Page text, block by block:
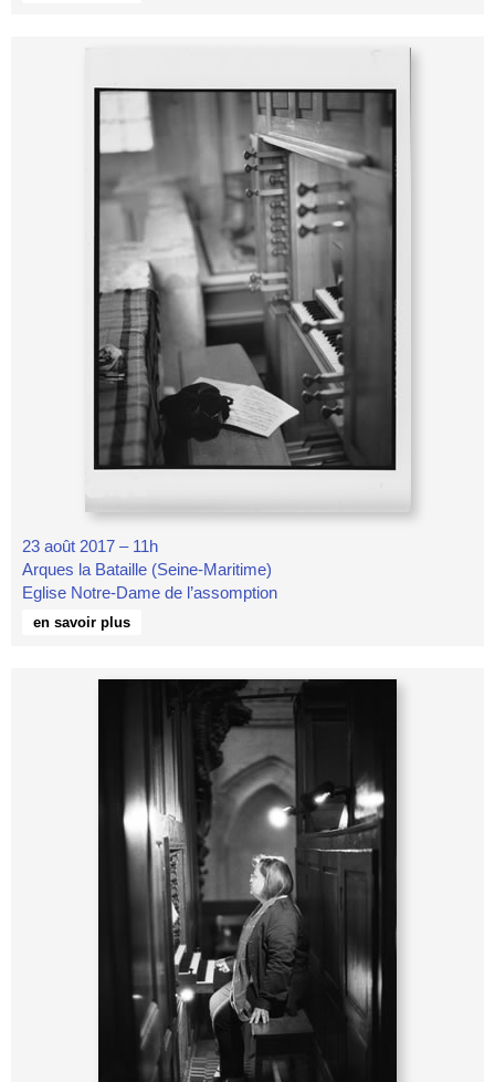
23 août 2017 – 11h
Arques la Bataille (Seine-Maritime)
Eglise Notre-Dame de l’assomption
en savoir plus